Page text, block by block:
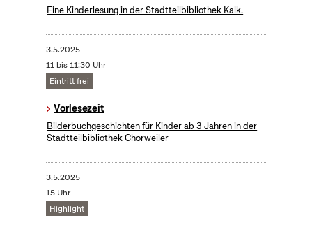
Eine Kinderlesung in der Stadtteilbibliothek Kalk.
3.5.2025
11 bis 11:30 Uhr
Eintritt frei
Vorlesezeit
Bilderbuchgeschichten für Kinder ab 3 Jahren in der
Stadtteilbibliothek Chorweiler
3.5.2025
15 Uhr
Highlight